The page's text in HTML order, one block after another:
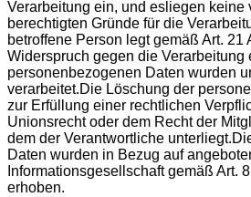
Verarbeitung ein, und esliegen keine
berechtigten Gründe für die
betroffene Person legt gemäß Art. 21
Widerspruch gegen die Verarbeitung
personenbezogenen Daten wurden
verarbeitet.Die Löschung der
zur Erfüllung einer rechtlichen
Unionsrecht oder dem Recht der
dem der Verantwortliche
Daten wurden in Bezug auf
Informationsgesellschaft gemäß Art.
erhoben.